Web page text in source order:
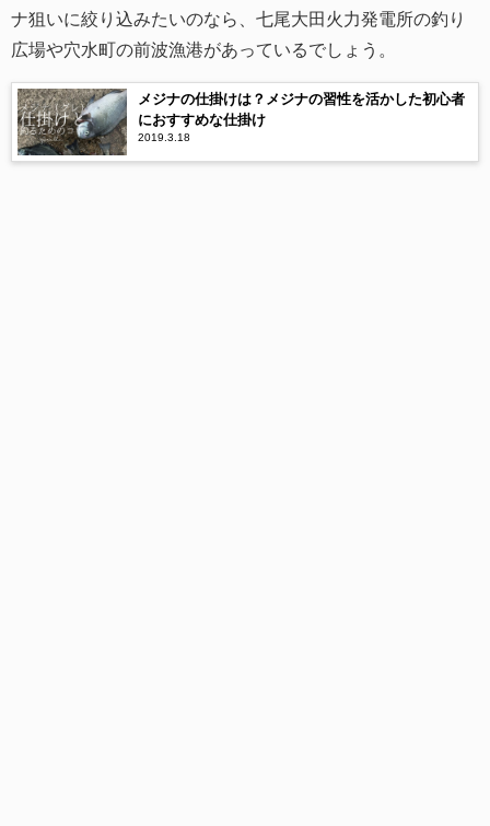
ナ狙いに絞り込みたいのなら、七尾大田火力発電所の釣り
広場や穴水町の前波漁港があっているでしょう。
メジナの仕掛けは？メジナの習性を活かした初心者
におすすめな仕掛け
2019.3.18